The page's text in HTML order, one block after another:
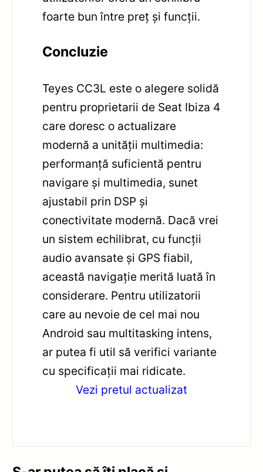
foarte bun între preț și funcții.
Concluzie
Teyes CC3L este o alegere solidă
pentru proprietarii de Seat Ibiza 4
care doresc o actualizare
modernă a unității multimedia:
performanță suficientă pentru
navigare și multimedia, sunet
ajustabil prin DSP și
conectivitate modernă. Dacă vrei
un sistem echilibrat, cu funcții
audio avansate și GPS fiabil,
această navigație merită luată în
considerare. Pentru utilizatorii
care au nevoie de cel mai nou
Android sau multitasking intens,
ar putea fi util să verifici variante
cu specificații mai ridicate.
Vezi pretul actualizat